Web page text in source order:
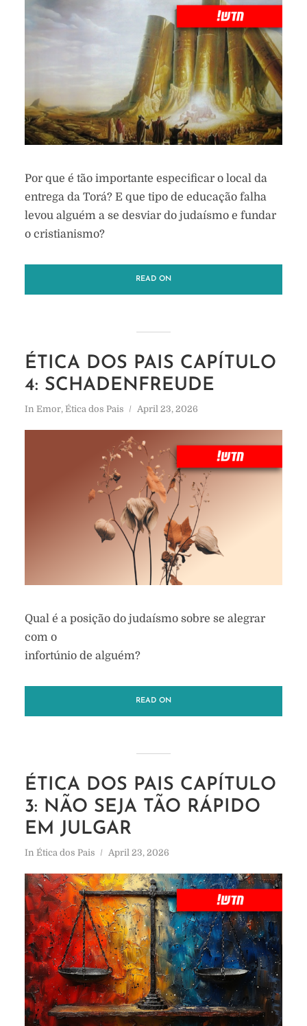
Por que é tão importante especificar o local da
entrega da Torá? E que tipo de educação falha
levou alguém a se desviar do judaísmo e fundar
o cristianismo?
READ ON
ÉTICA DOS PAIS CAPÍTULO
4: SCHADENFREUDE
In Emor, Ética dos Pais April 23, 2026
Qual é a posição do judaísmo sobre se alegrar
com o
infortúnio de alguém?
READ ON
ÉTICA DOS PAIS CAPÍTULO
3: NÃO SEJA TÃO RÁPIDO
EM JULGAR
In Ética dos Pais April 23, 2026